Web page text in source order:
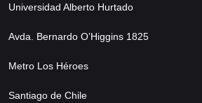
Universidad Alberto Hurtado
Avda. Bernardo O’Higgins 1825
Metro Los Héroes
Santiago de Chile